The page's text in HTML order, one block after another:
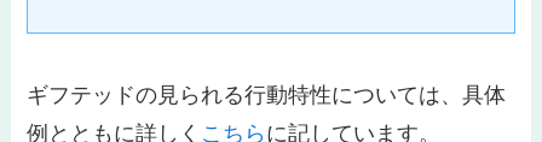
ギフテッドの見られる行動特性については、具体
例とともに詳しく こちら に記しています。